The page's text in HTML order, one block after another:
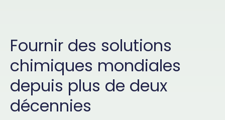
Fournir des solutions
chimiques mondiales
depuis plus de deux
décennies